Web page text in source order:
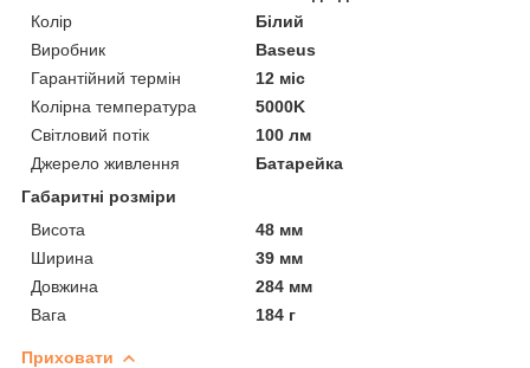
Колір
Білий
Виробник
Baseus
Гарантійний термін
12 міс
Колірна температура
5000K
Світловий потік
100 лм
Джерело живлення
Батарейка
Габаритні розміри
Висота
48 мм
Ширина
39 мм
Довжина
284 мм
Вага
184 г
Приховати